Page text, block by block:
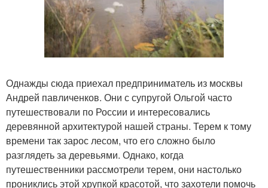
Однажды сюда приехал предприниматель из москвы
Андрей павличенков. Они с супругой Ольгой часто
путешествовали по России и интересовались
деревянной архитектурой нашей страны. Терем к тому
времени так зарос лесом, что его сложно было
разглядеть за деревьями. Однако, когда
путешественники рассмотрели терем, они настолько
прониклись этой хрупкой красотой, что захотели помочь